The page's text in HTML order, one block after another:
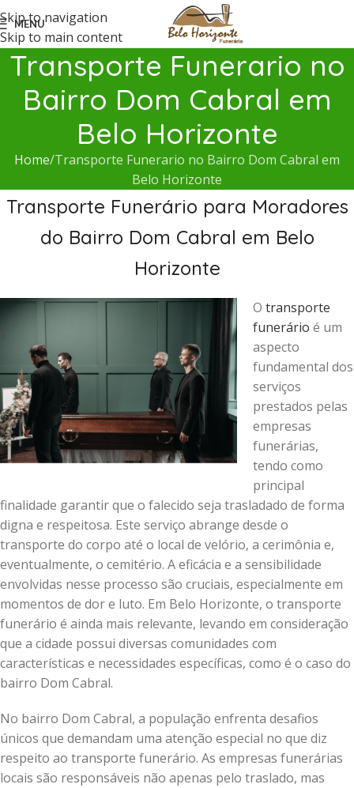
Skip to navigation
Skip to main content
MENU
Transporte Funerario no
Bairro Dom Cabral em
Belo Horizonte
Home Transporte Funerario no Bairro Dom Cabral em
Belo Horizonte
Transporte Funerário para Moradores
do Bairro Dom Cabral em Belo
Horizonte
O transporte
funerário é um
aspecto
fundamental dos
serviços
prestados pelas
empresas
funerárias,
tendo como
principal
finalidade garantir que o falecido seja trasladado de forma
digna e respeitosa. Este serviço abrange desde o
transporte do corpo até o local de velório, a cerimônia e,
eventualmente, o cemitério. A eficácia e a sensibilidade
envolvidas nesse processo são cruciais, especialmente em
momentos de dor e luto. Em Belo Horizonte, o transporte
funerário é ainda mais relevante, levando em consideração
que a cidade possui diversas comunidades com
características e necessidades específicas, como é o caso do
bairro Dom Cabral.
No bairro Dom Cabral, a população enfrenta desafios
únicos que demandam uma atenção especial no que diz
respeito ao transporte funerário. As empresas funerárias
locais são responsáveis não apenas pelo traslado, mas